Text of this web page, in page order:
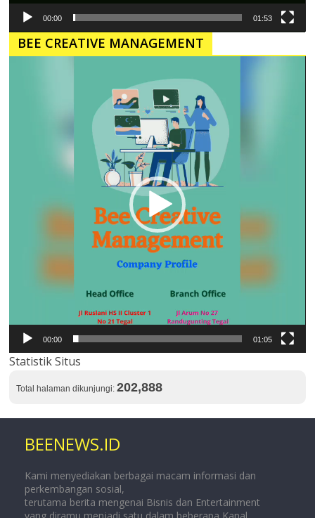
00:00 01:53
BEE CREATIVE MANAGEMENT
00:00 01:05
Statistik Situs
Total halaman dikunjungi:202,888
BEENEWS.ID
Kami menyediakan berbagai macam informasi dan
perkembangan sosial,
terutama berita mengenai Bisnis dan Entertainment
yang diramu menjadi satu dalam beberapa Kanal.